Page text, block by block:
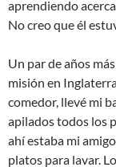
aprendiendo
No creo que él
Un par de años
misión en
comedor, llevé mi
apilados todos los
ahí estaba mi
platos para lavar.